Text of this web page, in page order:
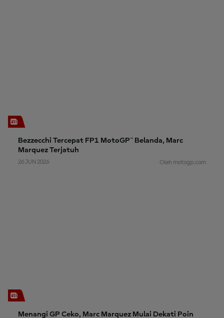
Bezzecchi Tercepat FP1 MotoGP™ Belanda, Marc
Marquez Terjatuh
26 JUN 2026 Oleh motogp.com
Menangi GP Ceko, Marc Marquez Mulai Dekati Poin